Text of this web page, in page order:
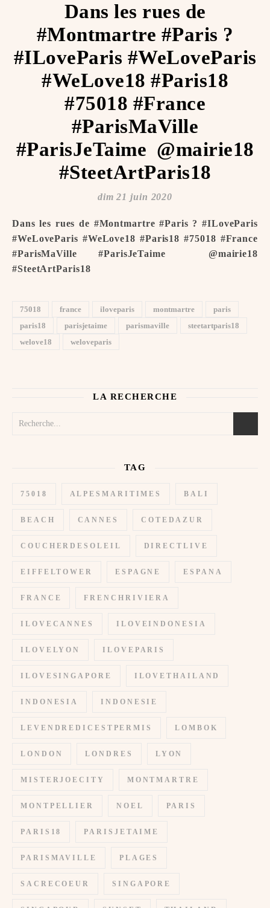
Dans les rues de
#Montmartre #Paris ?
#ILoveParis #WeLoveParis
#WeLove18 #Paris18
#75018 #France
#ParisMaVille
#ParisJeTaime ️ @mairie18
#SteetArtParis18
dim 21 juin 2020
Dans les rues de #Montmartre #Paris ? #ILoveParis
#WeLoveParis #WeLove18 #Paris18 #75018 #France
#ParisMaVille #ParisJeTaime ️ @mairie18
#SteetArtParis18
75018 france iloveparis montmartre
paris
paris18
parisjetaime parismaville
steetartparis18
welove18
weloveparis
LA RECHERCHE
TAG
75018 ALPESMARITIMES BALI
BEACH CANNES COTEDAZUR
COUCHERDESOLEIL DIRECTLIVE
EIFFELTOWER ESPAGNE ESPANA
FRANCE FRENCHRIVIERA
ILOVECANNES ILOVEINDONESIA
ILOVELYON ILOVEPARIS
ILOVESINGAPORE ILOVETHAILAND
INDONESIA INDONESIE
LEVENDREDICESTPERMIS LOMBOK
LONDON LONDRES LYON
MISTERJOECITY MONTMARTRE
MONTPELLIER NOEL PARIS
PARIS18 PARISJETAIME
PARISMAVILLE PLAGES
SACRECOEUR SINGAPORE